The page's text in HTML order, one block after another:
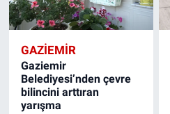
GAZIEMIR
Gaziemir
Belediyesi’nden çevre
bilincini arttıran
yarışma